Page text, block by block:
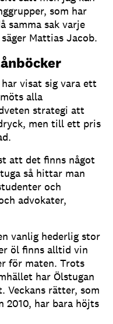
som har
samma sak varje
Mattias Jacob.
visat sig vara ett
alla
strategi att
men till ett pris
att det finns något
så hittar man
och
advokater,
vanlig hederlig stor
öl finns alltid vin
för maten. Trots
har Ölstugan
Veckans rätter, som
2010, har bara höjts